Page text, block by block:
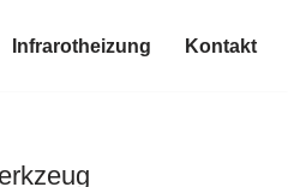
Infrarotheizung Kontakt